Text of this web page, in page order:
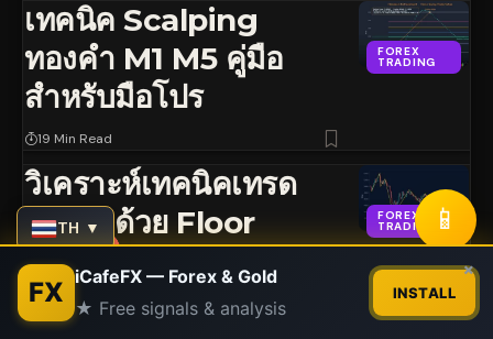
FOREX
TRADING
เทคนิค Scalping
ทองคำ M1 M5 คู่มือ
สำหรับมือโปร
19 Min Read
FOREX
TRADING
วิเคราะห์เทคนิคเทรด
ทองคำด้วย Floor
Pivot Points
13 Min Read
TH ▼ 📱
FX iCafeFX — Forex & Gold
★ Free signals & analysis
INSTALL
×
Contact us
Open